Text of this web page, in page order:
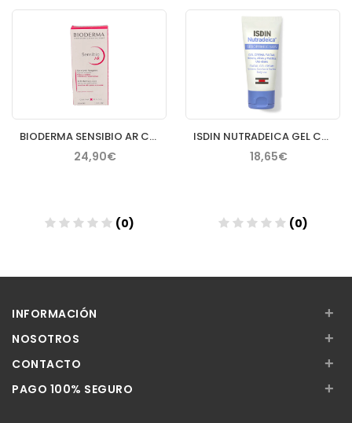
BIODERMA SENSIBIO AR CREMA 40 ML
24,90€
(0)
ISDIN NUTRADEICA GEL CREMA FACIAL PIEL SEBORREICA 50 ML
18,65€
(0)
INFORMACIÓN +
NOSOTROS +
CONTACTO +
PAGO 100% SEGURO +